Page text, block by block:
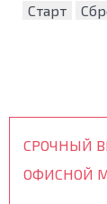
Старт
СРОЧНЫЙ
ОФИСНОЙ